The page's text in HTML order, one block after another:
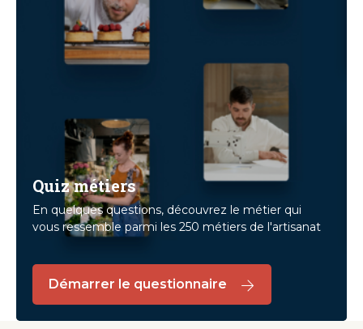
Quiz métiers
En quelques questions, découvrez le métier qui
vous ressemble parmi les 250 métiers de l'artisanat
Démarrer le questionnaire